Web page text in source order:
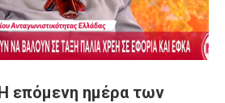
επόμενη ημέρα των